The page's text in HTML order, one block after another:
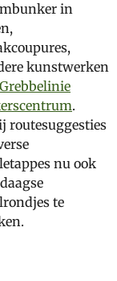
in
kunstwerken
.
routesuggesties
nu ook
te